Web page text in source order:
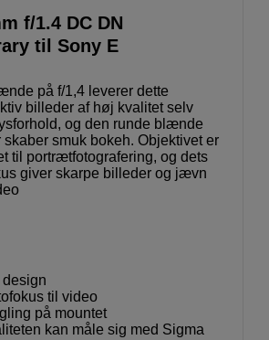
f/1.4 DC DN
til Sony E
på f/1,4 leverer dette
billeder af høj kvalitet selv
og den runde blænde
skaber smuk bokeh. Objektivet er
til portrætfotografering, og dets
giver skarpe billeder og jævn
design
til video
på mountet
kan måle sig med Sigma